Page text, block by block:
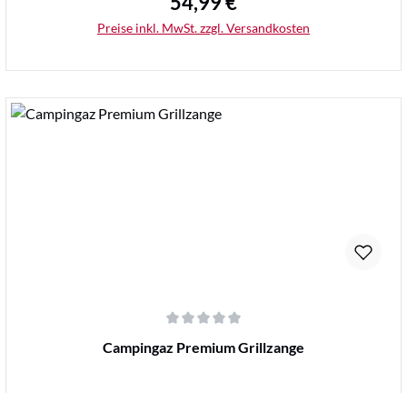
Preise inkl. MwSt. zzgl. Versandkosten
Durchschnittliche Bewertung von 0 von 5 Sternen
Campingaz Premium Grillzange